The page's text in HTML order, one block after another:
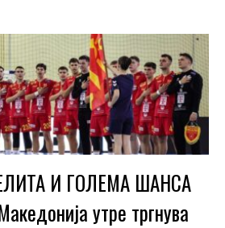
И ГОЛЕМА ШАНСА
утре тргнува